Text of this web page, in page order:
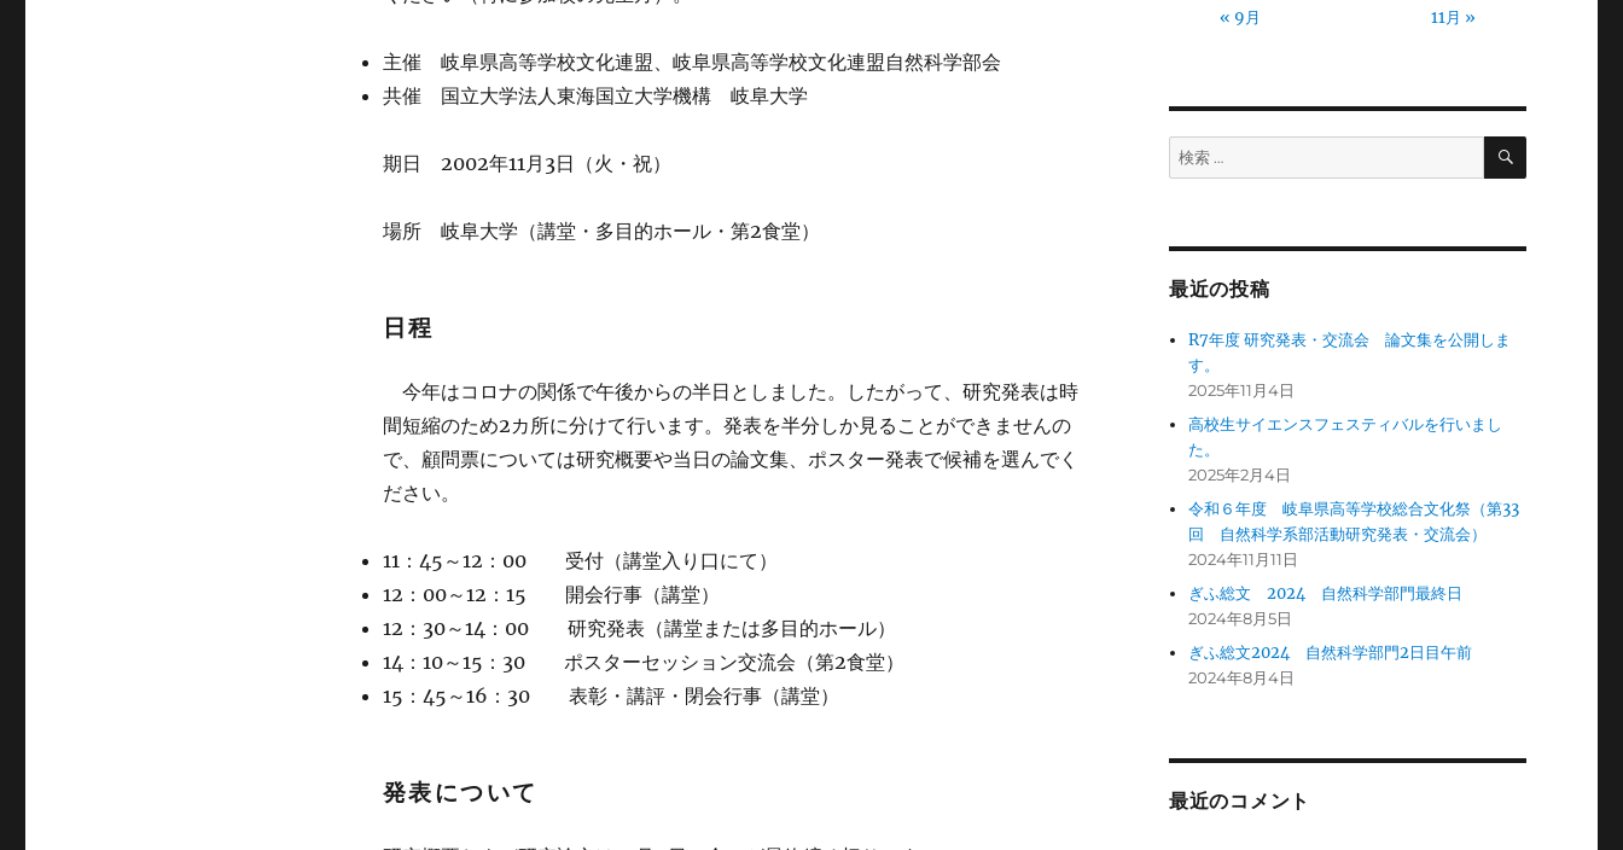
主催 岐阜県高等学校文化連盟、岐阜県高等学校文化連盟自然科学部会
共催 国立大学法人東海国立大学機構 岐阜大学
期日 2002年11月3日（火・祝）
場所 岐阜大学（講堂・多目的ホール・第2食堂）
日程
今年はコロナの関係で午後からの半日としました。したがって、研究発表は時
間短縮のため2カ所に分けて行います。発表を半分しか見ることができませんの
で、顧問票については研究概要や当日の論文集、ポスター発表で候補を選んでく
ださい。
11：45～12：00 受付（講堂入り口にて）
12：00～12：15 開会行事（講堂）
12：30～14：00 研究発表（講堂または多目的ホール）
14：10～15：30 ポスターセッション交流会（第2食堂）
15：45～16：30 表彰・講評・閉会行事（講堂）
発表について
« 9月 11月 »
検
索:
検
最近の投稿
R7年度 研究発表・交流会 論文集を公開しま
す。
2025年11月4日
高校生サイエンスフェスティバルを行いまし
た。
2025年2月4日
令和６年度 岐阜県高等学校総合文化祭（第33
回 自然科学系部活動研究発表・交流会）
2024年11月11日
ぎふ総文 2024 自然科学部門最終日
2024年8月5日
ぎふ総文2024 自然科学部門2日目午前
2024年8月4日
最近のコメント